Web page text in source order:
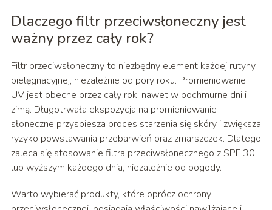
Dlaczego filtr przeciwsłoneczny jest
ważny przez cały rok?
Filtr przeciwsłoneczny to niezbędny element każdej rutyny
pielęgnacyjnej, niezależnie od pory roku. Promieniowanie
UV jest obecne przez cały rok, nawet w pochmurne dni i
zimą. Długotrwała ekspozycja na promieniowanie
słoneczne przyspiesza proces starzenia się skóry i zwiększa
ryzyko powstawania przebarwień oraz zmarszczek. Dlatego
zaleca się stosowanie filtra przeciwsłonecznego z SPF 30
lub wyższym każdego dnia, niezależnie od pogody.
Warto wybierać produkty, które oprócz ochrony